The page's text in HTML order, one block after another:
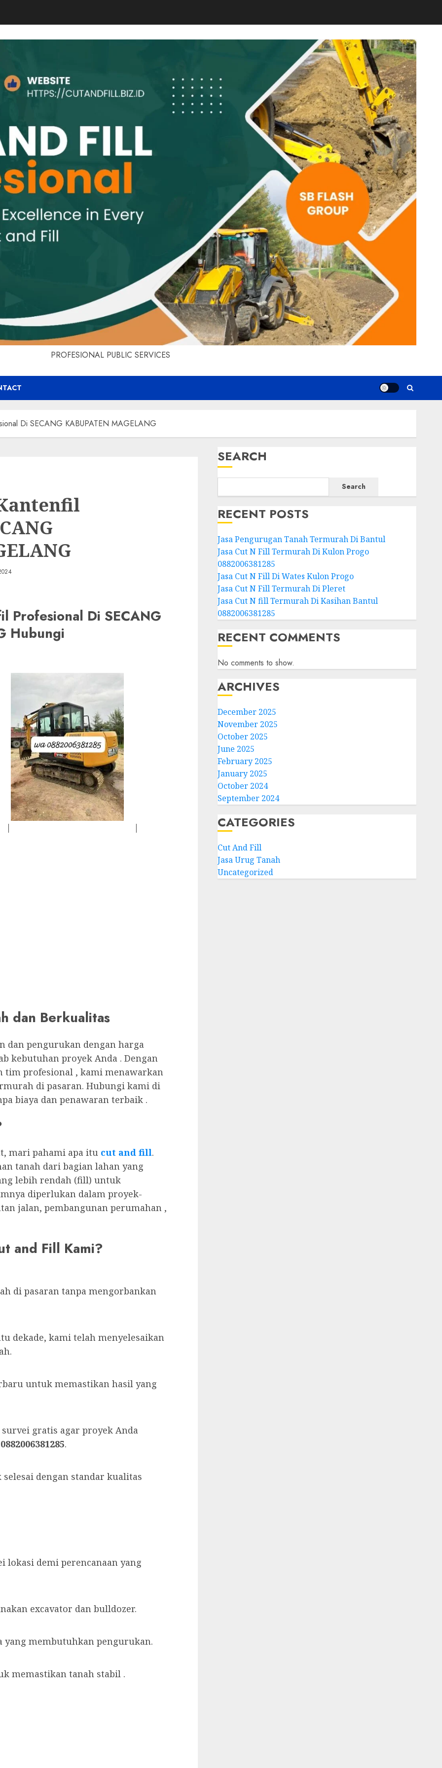
PROFESIONAL PUBLIC SERVICES
Di SECANG KABUPATEN MAGELANG
Profesional Di SECANG
Hubungi
| |
dan Berkualitas
dan pengurukan dengan harga
kebutuhan proyek Anda . Dengan
tim profesional , kami menawarkan
di pasaran. Hubungi kami di
biaya dan penawaran terbaik .
mari pahami apa itu cut and fill.
tanah dari bagian lahan yang
lebih rendah (fill) untuk
diperlukan dalam proyek-
jalan, pembangunan perumahan ,
and Fill Kami?
di pasaran tanpa mengorbankan
dekade, kami telah menyelesaikan
untuk memastikan hasil yang
gratis agar proyek Anda
0882006381285.
dengan standar kualitas
lokasi demi perencanaan yang
excavator dan bulldozer.
yang membutuhkan pengurukan.
memastikan tanah stabil .
SEARCH
Search
RECENT POSTS
Jasa Pengurugan Tanah Termurah Di Bantul
Jasa Cut N Fill Termurah Di Kulon Progo
0882006381285
Jasa Cut N Fill Di Wates Kulon Progo
Jasa Cut N Fill Termurah Di Pleret
Jasa Cut N fill Termurah Di Kasihan Bantul
0882006381285
RECENT COMMENTS
No comments to show.
ARCHIVES
December 2025
November 2025
October 2025
June 2025
February 2025
January 2025
October 2024
September 2024
CATEGORIES
Cut And Fill
Jasa Urug Tanah
Uncategorized